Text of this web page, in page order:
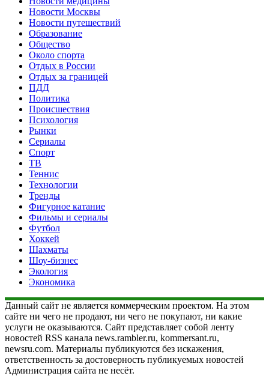
Новости Москвы
Новости путешествий
Образование
Общество
Около спорта
Отдых в России
Отдых за границей
ПДД
Политика
Происшествия
Психология
Рынки
Сериалы
Спорт
ТВ
Теннис
Технологии
Тренды
Фигурное катание
Фильмы и сериалы
Футбол
Хоккей
Шахматы
Шоу-бизнес
Экология
Экономика
Данный сайт не является коммерческим проектом. На этом
сайте ни чего не продают, ни чего не покупают, ни какие
услуги не оказываются. Сайт представляет собой ленту
новостей RSS канала news.rambler.ru, kommersant.ru,
newsru.com. Материалы публикуются без искажения,
ответственность за достоверность публикуемых новостей
Администрация сайта не несёт.